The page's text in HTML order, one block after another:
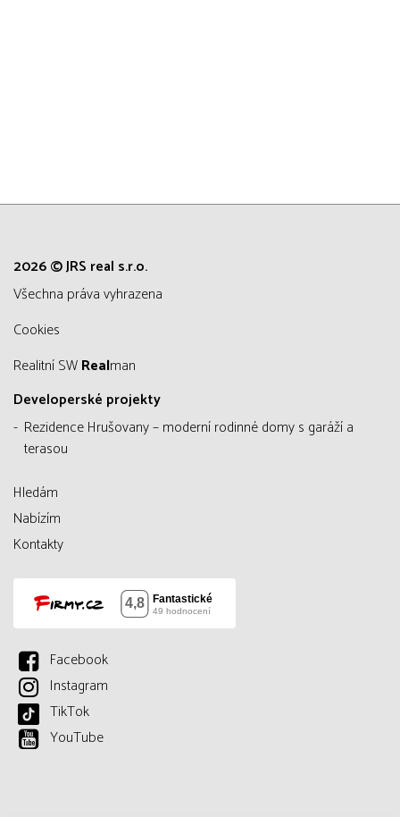
2026 © JRS real s.r.o.
všechna práva vyhrazena
Cookies
Realitní SWRealman
Developerské projekty
Rezidence Hrušovany – moderní rodinné domy s garáží a
terasou
Hledám
Nabízím
Kontakty
Facebook
Instagram
TikTok
YouTube